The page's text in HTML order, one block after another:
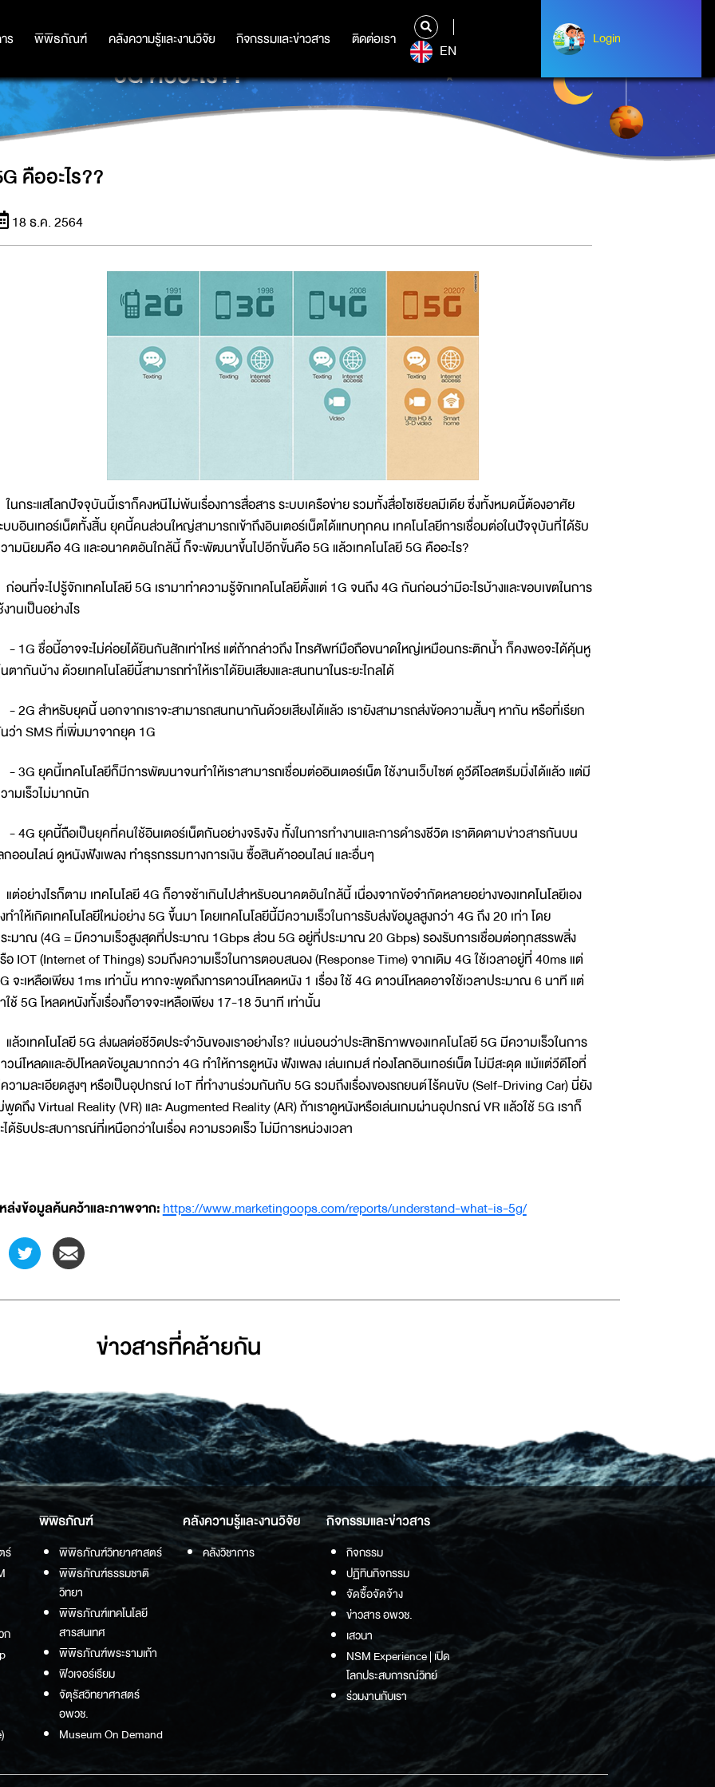
ร พิพิธภัณฑ์ คลังความรู้และงานวิจัย กิจกรรมและข่าวสาร ติดต่อเรา
ร พิพิธภัณฑ์ คลังความรู้และงานวิจัย กิจกรรมและข่าวสาร ติดต่อเรา
EN
Login
Login
5G คืออะไร??
คืออะไร??
18 ธ.ค. 2564
ในกระแสโลกปัจจุบันนี้เราก็คงหนีไม่พ้นเรื่องการสื่อสาร ระบบเครือข่าย รวมทั้งสื่อโซเชียลมีเดีย ซึ่งทั้งหมดนี้ต้องอาศัย
บบอินเทอร์เน็ตทั้งสิ้น ยุคนี้คนส่วนใหญ่สามารถเข้าถึงอินเตอร์เน็ตได้แทบทุกคน เทคโนโลยีการเชื่อมต่อในปัจจุบันที่ได้รับ
ามนิยมคือ 4G และอนาคตอันใกล้นี้ ก็จะพัฒนาขึ้นไปอีกขั้นคือ 5G แล้วเทคโนโลยี 5G คืออะไร?
ก่อนที่จะไปรู้จักเทคโนโลยี 5G เรามาทำความรู้จักเทคโนโลยีตั้งแต่ 1G จนถึง 4G กันก่อนว่ามีอะไรบ้างและขอบเขตในการ
งานเป็นอย่างไร
- 1G ชื่อนี้อาจจะไม่ค่อยได้ยินกันสักเท่าไหร่ แต่ถ้ากล่าวถึง โทรศัพท์มือถือขนาดใหญ่เหมือนกระติกน้ำ ก็คงพอจะได้คุ้นหู
ตากันบ้าง ด้วยเทคโนโลยีนี้สามารถทำให้เราได้ยินเสียงและสนทนาในระยะไกลได้
- 2G สำหรับยุคนี้ นอกจากเราจะสามารถสนทนากันด้วยเสียงได้แล้ว เรายังสามารถส่งข้อความสั้นๆ หากัน หรือที่เรียก
ว่า SMS ที่เพิ่มมาจากยุค 1G
- 3G ยุคนี้เทคโนโลยีก็มีการพัฒนาจนทำให้เราสามารถเชื่อมต่ออินเตอร์เน็ต ใช้งานเว็บไซต์ ดูวีดีโอสตรีมมิ่งได้แล้ว แต่มี
ามเร็วไม่มากนัก
- 4G ยุคนี้ถือเป็นยุคที่คนใช้อินเตอร์เน็ตกันอย่างจริงจัง ทั้งในการทำงานและการดำรงชีวิต เราติดตามข่าวสารกันบน
กออนไลน์ ดูหนังฟังเพลง ทำธุรกรรมทางการเงิน ซื้อสินค้าออนไลน์ และอื่นๆ
แต่อย่างไรก็ตาม เทคโนโลยี 4G ก็อาจช้าเกินไปสำหรับอนาคตอันใกล้นี้ เนื่องจากข้อจำกัดหลายอย่างของเทคโนโลยีเอง
ทำให้เกิดเทคโนโลยีใหม่อย่าง 5G ขึ้นมา โดยเทคโนโลยีนี้มีความเร็วในการรับส่งข้อมูลสูงกว่า 4G ถึง 20 เท่า โดย
ะมาณ (4G = มีความเร็วสูงสุดที่ประมาณ 1Gbps ส่วน 5G อยู่ที่ประมาณ 20 Gbps) รองรับการเชื่อมต่อทุกสรรพสิ่ง
อ IOT (Internet of Things) รวมถึงความเร็วในการตอบสนอง (Response Time) จากเดิม 4G ใช้เวลาอยู่ที่ 40ms แต่
จะเหลือเพียง 1ms เท่านั้น หากจะพูดถึงการดาวน์โหลดหนัง 1 เรื่อง ใช้ 4G ดาวน์โหลดอาจใช้เวลาประมาณ 6 นาที แต่
ใช้ 5G โหลดหนังทั้งเรื่องก็อาจจะเหลือเพียง 17-18 วินาที เท่านั้น
แล้วเทคโนโลยี 5G ส่งผลต่อชีวิตประจำวันของเราอย่างไร? แน่นอนว่าประสิทธิภาพของเทคโนโลยี 5G มีความเร็วในการ
วน์โหลดและอัปโหลดข้อมูลมากกว่า 4G ทำให้การดูหนัง ฟังเพลง เล่นเกมส์ ท่องโลกอินเทอร์เน็ต ไม่มีสะดุด แม้แต่วีดีโอที่
วามละเอียดสูงๆ หรือเป็นอุปกรณ์ IoT ที่ทำงานร่วมกันกับ 5G รวมถึงเรื่องของรถยนต์ไร้คนขับ (Self-Driving Car) นี่ยัง
พูดถึง Virtual Reality (VR) และ Augmented Reality (AR) ถ้าเราดูหนังหรือเล่นเกมผ่านอุปกรณ์ VR แล้วใช้ 5G เราก็
ได้รับประสบการณ์ที่เหนือกว่าในเรื่อง ความรวดเร็ว ไม่มีการหน่วงเวลา
ล่งข้อมูลค้นคว้าและภาพจาก:https://www.marketingoops.com/reports/understand-what-is-5g/
ข่าวสารที่่คล้ายกัน
ร์
ก
พิพิธภัณฑ์
พิพิธภัณฑ์วิทยาศาสตร์
พิพิธภัณฑ์ธรรมชาติ
วิทยา
พิพิธภัณฑ์เทคโนโลยี
สารสนเทศ
พิพิธภัณฑ์พระรามเก้า
ฟิวเจอร์เรียม
จัตุรัสวิทยาศาสตร์
อพวช.
Museum On Demand
คลังความรู้และงานวิจัย
คลังวิชาการ
กิจกรรมและข่าวสาร
กิจกรรม
ปฏิทินกิจกรรม
จัดซื้อจัดจ้าง
ข่าวสาร อพวช.
เสวนา
NSM Experience | เปิด
โลกประสบการณ์วิทย์
ร่วมงานกับเรา